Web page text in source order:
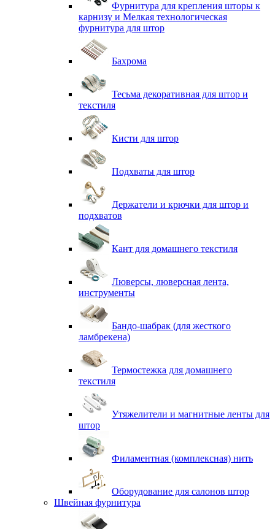
Фурнитура для крепления шторы к
карнизу и Мелкая технологическая
фурнитура для штор
Бахрома
Тесьма декоративная для штор и
текстиля
Кисти для штор
Подхваты для штор
Держатели и крючки для штор и
подхватов
Кант для домашнего текстиля
Люверсы, люверсная лента,
инструменты
Бандо-шабрак (для жесткого
ламбрекена)
Термостежка для домашнего
текстиля
Утяжелители и магнитные ленты для
штор
Филаментная (комплексная) нить
Оборудование для салонов штор
Швейная фурнитура